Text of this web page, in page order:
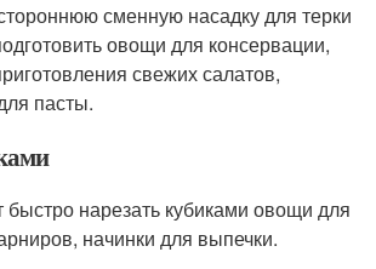
сменную насадку для терки
овощи для консервации,
свежих салатов,
пасты.
нарезать кубиками овощи для
начинки для выпечки.